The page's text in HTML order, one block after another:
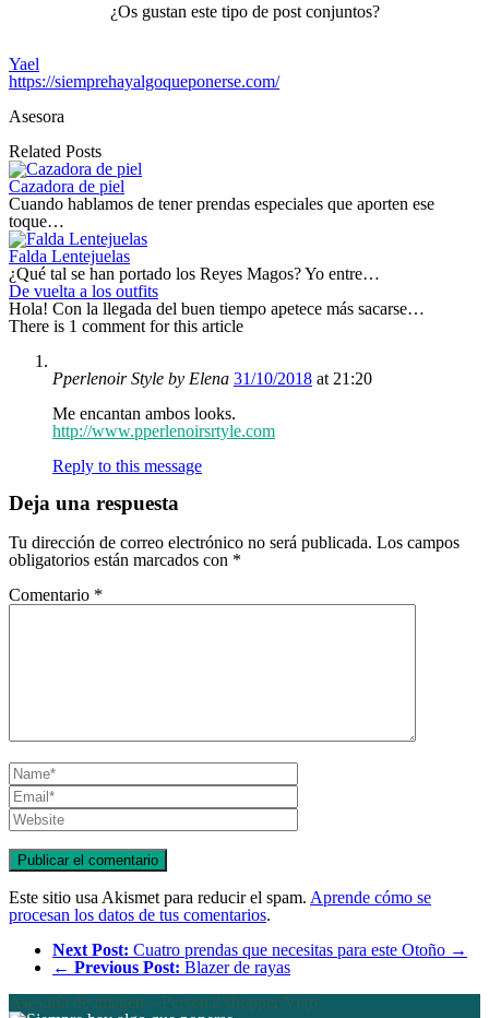
¿Os gustan este tipo de post conjuntos?
Yael
https://siemprehayalgoqueponerse.com/
Asesora
Related Posts
Cazadora de piel
Cuando hablamos de tener prendas especiales que aporten ese
toque…
Falda Lentejuelas
¿Qué tal se han portado los Reyes Magos? Yo entre…
De vuelta a los outfits
Hola! Con la llegada del buen tiempo apetece más sacarse…
There is 1 comment for this article
Pperlenoir Style by Elena 31/10/2018 at 21:20
Me encantan ambos looks.
http://www.pperlenoirsrtyle.com
Reply to this message
Deja una respuesta
Tu dirección de correo electrónico no será publicada. Los campos
obligatorios están marcados con *
Comentario *
Este sitio usa Akismet para reducir el spam. Aprende cómo se
procesan los datos de tus comentarios.
Next Post: Cuatro prendas que necesitas para este Otoño →
← Previous Post: Blazer de rayas
Asesoría de imagen – Personal shopper Vigo